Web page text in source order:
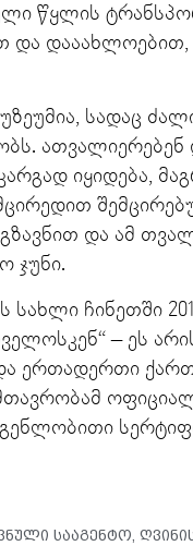
წყლის
და დააახლოებით,
სადაც
ათვალიერებენ
იყიდება,
და ამ
ჯუნი.
სახლი ჩინეთში
– ეს
ერთადერთი
სააგენტო,